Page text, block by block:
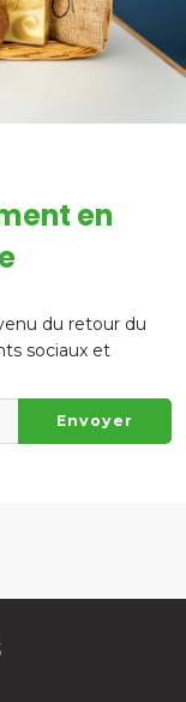
en
du retour du
sociaux et